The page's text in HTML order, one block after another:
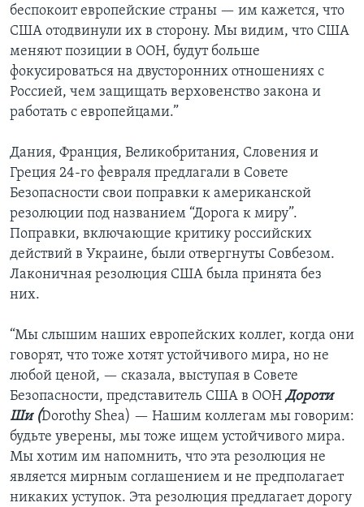
беспокоит европейские страны — им кажется, что
США отодвинули их в сторону. Мы видим, что США
меняют позиции в ООН, будут больше
фокусироваться на двусторонних отношениях с
Россией, чем защищать верховенство закона и
работать с европейцами.”
Дания, Франция, Великобритания, Словения и
Греция 24-го февраля предлагали в Совете
Безопасности свои поправки к американской
резолюции под названием “Дорога к миру”.
Поправки, включающие критику российских
действий в Украине, были отвергнуты Совбезом.
Лаконичная резолюция США была принята без
них.
“Мы слышим наших европейских коллег, когда они
говорят, что тоже хотят устойчивого мира, но не
любой ценой, — сказала, выступая в Совете
Безопасности, представитель США в ООН Дороти
Ши (Dorothy Shea) — Нашим коллегам мы говорим:
будьте уверены, мы тоже ищем устойчивого мира.
Мы хотим им напомнить, что эта резолюция не
является мирным соглашением и не предполагает
никаких уступок. Эта резолюция предлагает дорогу